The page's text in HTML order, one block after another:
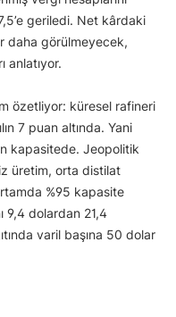
geriledi. Net kârdaki
daha görülmeyecek,
anlatıyor.
özetliyor: küresel rafineri
7 puan altında. Yani
kapasitede. Jeopolitik
üretim, orta distilat
%95 kapasite
9,4 dolardan 21,4
varil başına 50 dolar